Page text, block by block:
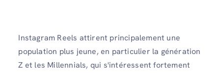
Instagram Reels attirent principalement une
population plus jeune, en particulier la génération
Z et les Millennials, qui s'intéressent fortement